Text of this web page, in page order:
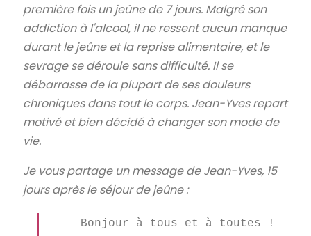
première fois un jeûne de 7 jours. Malgré son
addiction à l'alcool, il ne ressent aucun manque
durant le jeûne et la reprise alimentaire, et le
sevrage se déroule sans difficulté. Il se
débarrasse de la plupart de ses douleurs
chroniques dans tout le corps. Jean-Yves repart
motivé et bien décidé à changer son mode de
vie.
Je vous partage un message de Jean-Yves, 15
jours après le séjour de jeûne :
Bonjour à tous et à toutes !